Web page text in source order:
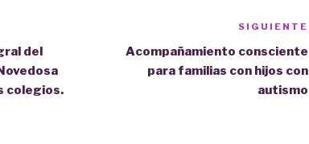
del
colegios.
SIGUIENTE
Acompañamiento consciente
para familias con hijos con
autismo